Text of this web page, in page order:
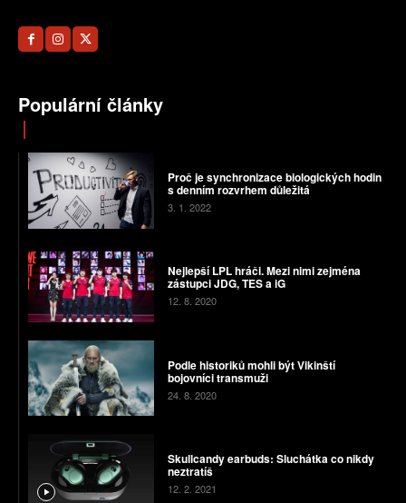
Populární články
Proč je synchronizace biologických hodin
s denním rozvrhem důležitá
3. 1. 2022
Nejlepší LPL hráči. Mezi nimi zejména
zástupci JDG, TES a iG
12. 8. 2020
Podle historiků mohli být Vikinští
bojovníci transmuži
24. 8. 2020
Skullcandy earbuds: Sluchátka co nikdy
neztratíš
12. 2. 2021